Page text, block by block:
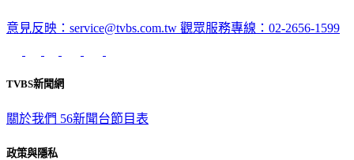
意見反映：service@tvbs.com.tw 觀眾服務專線：02-2656-1599
TVBS新聞網
關於我們 56新聞台節目表
政策與隱私